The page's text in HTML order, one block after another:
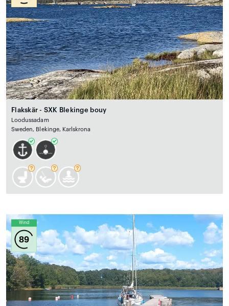
Flakskär - SXK Blekinge bouy
Loodussadam
Sweden, Blekinge, Karlskrona
Wind
89